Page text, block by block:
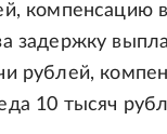
компенсацию
задержку
рублей,
10 тысяч